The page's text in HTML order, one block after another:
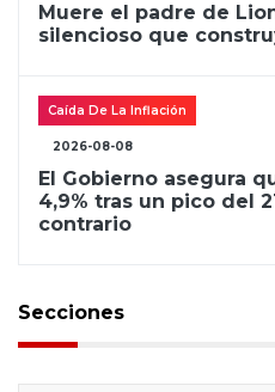
Muere el padre de
silencioso que
Caída De La Inflación
2026-08-08
El Gobierno asegura
4,9% tras un pico del
contrario
Secciones